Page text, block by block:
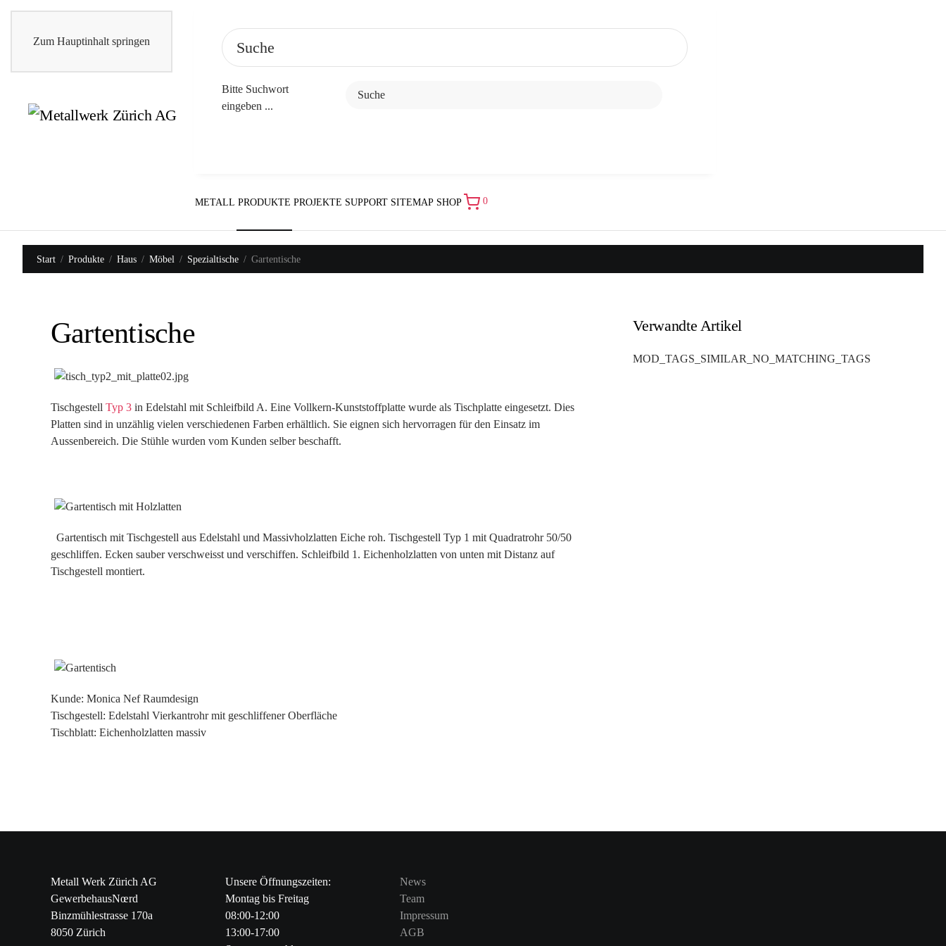
Zum Hauptinhalt springen
Bitte Suchwort
eingeben ...
METALL PRODUKTE PROJEKTE SUPPORT SITEMAP SHOP 0
Start Produkte Haus Möbel Spezialtische Gartentische
Gartentische
Tischgestell Typ 3 in Edelstahl mit Schleifbild A. Eine Vollkern-Kunststoffplatte wurde als Tischplatte eingesetzt. Dies
Platten sind in unzählig vielen verschiedenen Farben erhältlich. Sie eignen sich hervorragen für den Einsatz im
Aussenbereich. Die Stühle wurden vom Kunden selber beschafft.
Gartentisch mit Tischgestell aus Edelstahl und Massivholzlatten Eiche roh. Tischgestell Typ 1 mit Quadratrohr 50/50
geschliffen. Ecken sauber verschweisst und verschiffen. Schleifbild 1. Eichenholzlatten von unten mit Distanz auf
Tischgestell montiert.
Kunde: Monica Nef Raumdesign
Tischgestell: Edelstahl Vierkantrohr mit geschliffener Oberfläche
Tischblatt: Eichenholzlatten massiv
Verwandte Artikel
MOD_TAGS_SIMILAR_NO_MATCHING_TAGS
Metall Werk Zürich AG
GewerbehausNœrd
Binzmühlestrasse 170a
8050 Zürich
Unsere Öffnungszeiten:
Montag bis Freitag
08:00-12:00
13:00-17:00
News
Team
Impressum
AGB